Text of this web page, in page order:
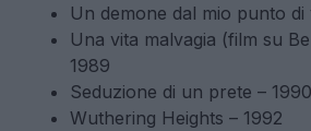
Un demone dal mio punto
Una vita malvagia (film su
1989
Seduzione di un prete – 1990
Wuthering Heights – 1992